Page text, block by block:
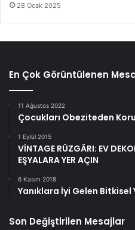
28 Ocak 2025
En Çok Görüntülenen
11 Ağustos 2022
Çocukları Obeziteden
1 Eylül 2015
VİNTAGE RÜZGÂRI: EV
EŞYALARA YER AÇIN
6 Kasım 2018
Yanıklara İyi Gelen Bitkisel
Son Değiştirilen Mesajlar